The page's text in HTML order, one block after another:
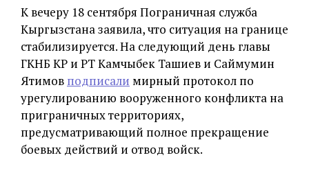
К вечеру 18 сентября Пограничная служба
Кыргызстана заявила, что ситуация на границе
стабилизируется. На следующий день главы
ГКНБ КР и РТ Камчыбек Ташиев и Саймумин
Ятимов подписали мирный протокол по
урегулированию вооруженного конфликта на
приграничных территориях,
предусматривающий полное прекращение
боевых действий и отвод войск.